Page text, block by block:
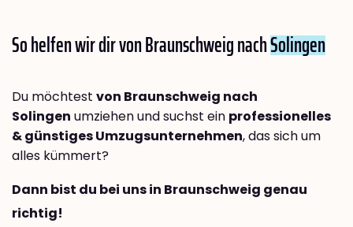
So helfen wir dir von Braunschweig nachSolingen
Du möchtest von Braunschweig nach
Solingen umziehen und suchst ein professionelles
& günstiges Umzugsunternehmen, das sich um
alles kümmert?
Dann bist du bei uns in Braunschweig genau
richtig!